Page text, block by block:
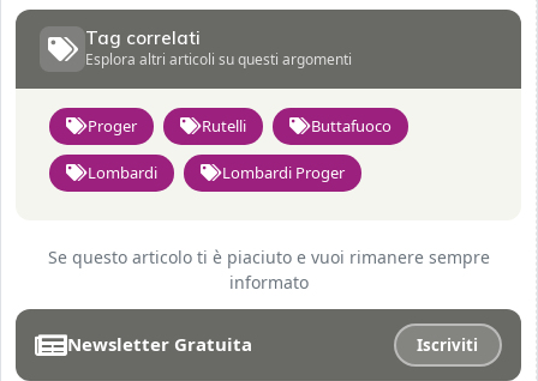
Tag correlati
Esplora altri articoli su questi argomenti
Proger Rutelli Buttafuoco
Lombardi Lombardi Proger
Se questo articolo ti è piaciuto e vuoi rimanere sempre
informato
Newsletter Gratuita Iscriviti